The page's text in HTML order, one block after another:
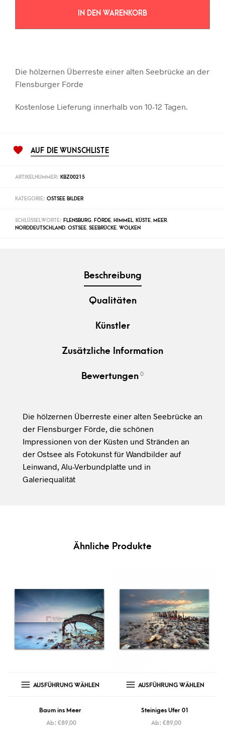
IN DEN WARENKORB
Die hölzernen Überreste einer alten Seebrücke an der
Flensburger Förde
Kostenlose Lieferung innerhalb von 10-12 Tagen.
AUF DIE WUNSCHLISTE
ARTIKELNUMMER: KBZ00215
KATEGORIE: OSTSEE BILDER
SCHLÜSSELWORTE: FLENSBURG, FÖRDE, HIMMEL, KÜSTE, MEER,
NORDDEUTSCHLAND, OSTSEE, SEEBRÜCKE, WOLKEN
Beschreibung
Qualitäten
Künstler
Zusätzliche Information
Bewertungen 0
Die hölzernen Überreste einer alten Seebrücke an
der Flensburger Förde, die schönen
Impressionen von der Küsten und Stränden an
der Ostsee als Fotokunst für Wandbilder auf
Leinwand, Alu-Verbundplatte und in
Galeriequalität
Ähnliche Produkte
AUSFÜHRUNG WÄHLEN
Baum ins Meer
Ab: €89,00
AUSFÜHRUNG WÄHLEN
Steiniges Ufer 01
Ab: €89,00